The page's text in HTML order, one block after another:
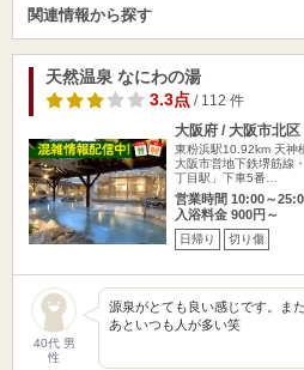
関連情報から探す
天然温泉 なにわの湯
3.3点/ 112 件
大阪府 / 大阪市北区
東粉浜駅10.92km 天神
大阪市営地下鉄堺筋線
丁目駅」下車5番…
営業時間 10:00～
入浴料金 900円～
日帰り 切り傷
40代 男
性
源泉がとても良い感じです。ま
あといつも人が多い笑